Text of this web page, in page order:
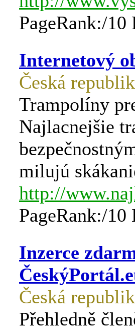
PageRank:/
Internetový
Česká
Trampolíny
Najlacnejšie
milujú
http://
PageRank:/
Inzerce
Česká
Přehledně